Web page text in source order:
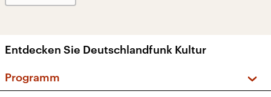
Entdecken Sie Deutschlandfunk Kultur
Programm